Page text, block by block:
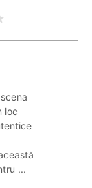
loc
...